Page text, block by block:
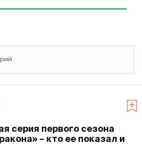
серия первого сезона
– кто ее показал и